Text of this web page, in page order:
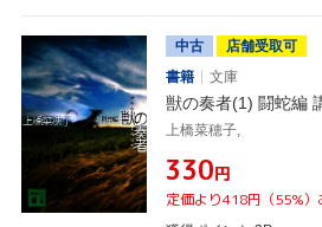
中古
店舗受取可
書籍
文庫
獣の奏者(1) 闘蛇編
上橋菜穂子,
¥330円
定価より418円（55%）